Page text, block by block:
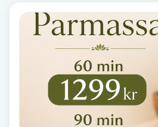
Cryoterapi
Dermapen